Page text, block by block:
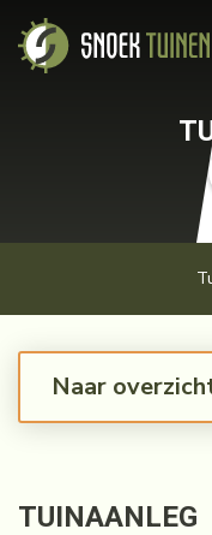
Naar
TUINAANLEG